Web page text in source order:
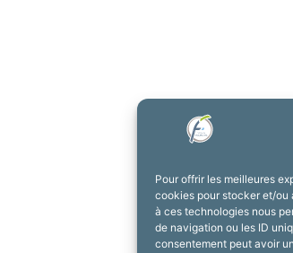
Pour offrir les meilleures
cookies pour stocker et/ou
à ces technologies nous
de navigation ou les ID
consentement peut avoir